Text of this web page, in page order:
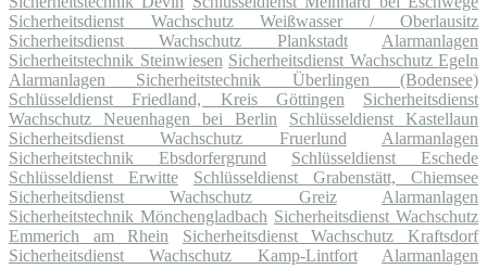
Sicherheitsdienst Wachschutz Weißwasser / Oberlausitz
Sicherheitsdienst Wachschutz Plankstadt
Alarmanlagen
Sicherheitstechnik Steinwiesen Sicherheitsdienst Wachschutz Egeln
Alarmanlagen Sicherheitstechnik Überlingen (Bodensee)
Schlüsseldienst Friedland, Kreis Göttingen
Sicherheitsdienst
Wachschutz Neuenhagen bei Berlin
Schlüsseldienst Kastellaun
Sicherheitsdienst Wachschutz Fruerlund
Alarmanlagen
Sicherheitstechnik Ebsdorfergrund
Schlüsseldienst Eschede
Schlüsseldienst Erwitte
Schlüsseldienst Grabenstätt, Chiemsee
Sicherheitsdienst Wachschutz Greiz
Alarmanlagen
Sicherheitstechnik Mönchengladbach Sicherheitsdienst Wachschutz
Emmerich am Rhein
Sicherheitsdienst Wachschutz Kraftsdorf
Sicherheitsdienst Wachschutz Kamp-Lintfort
Alarmanlagen